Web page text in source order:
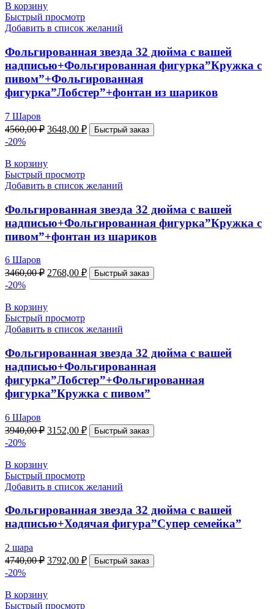
В корзину
Быстрый просмотр
Добавить в список желаний
Фольгированная звезда 32 дюйма с вашей
надписью+Фольгированная фигурка”Кружка с
пивом”+Фольгированная
фигурка”Лобстер”+фонтан из шариков
7 Шаров
4560,00₽ 3648,00 ₽ Быстрый заказ
-20%
В корзину
Быстрый просмотр
Добавить в список желаний
Фольгированная звезда 32 дюйма с вашей
надписью+Фольгированная фигурка”Кружка с
пивом”+фонтан из шариков
6 Шаров
3460,00₽ 2768,00 ₽ Быстрый заказ
-20%
В корзину
Быстрый просмотр
Добавить в список желаний
Фольгированная звезда 32 дюйма с вашей
надписью+Фольгированная
фигурка”Лобстер”+Фольгированная
фигурка”Кружка с пивом”
6 Шаров
3940,00₽ 3152,00 ₽ Быстрый заказ
-20%
В корзину
Быстрый просмотр
Добавить в список желаний
Фольгированная звезда 32 дюйма с вашей
надписью+Ходячая фигура”Супер семейка”
2 шара
4740,00₽ 3792,00 ₽ Быстрый заказ
-20%
В корзину
Быстрый просмотр